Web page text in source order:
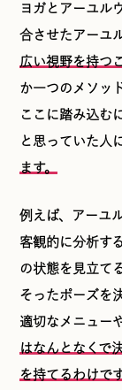
ヨガとアーユル
合させたアーユ
広い視野を持つ
か一つのメソッ
ここに踏み込む
と思っていた人
ます。
例えば、アーユ
客観的に分析す
の状態を見立て
そったポーズを
適切なメニュー
はなんとなくで
を持てるわけです